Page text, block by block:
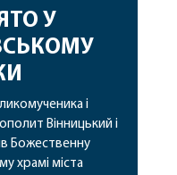
У
і
Вінницький і
Божественну
храмі міста